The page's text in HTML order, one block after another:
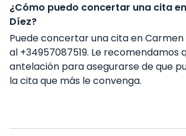
¿Cómo puedo concertar una cita
Díez?
Puede concertar una cita en
al +34957087519. Le recomendamos
antelación para asegurarse de que
la cita que más le convenga.